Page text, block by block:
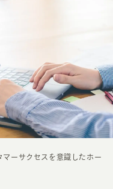
マーサクセスを意識したホー